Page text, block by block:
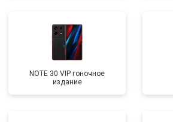
NOTE 30 VIP гоночное
издание